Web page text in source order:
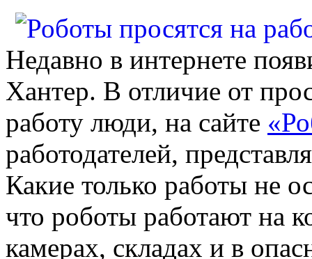
Недавно в интернете
Хантер. В отличие от
работу люди, на сайте
работодателей,
Какие только работы не
что роботы работают на
камерах, складах и в